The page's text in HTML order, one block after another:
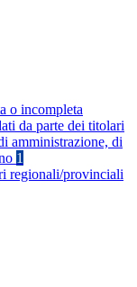
o incompleta
da parte dei titolari
amministrazione, di
1
regionali/provinciali